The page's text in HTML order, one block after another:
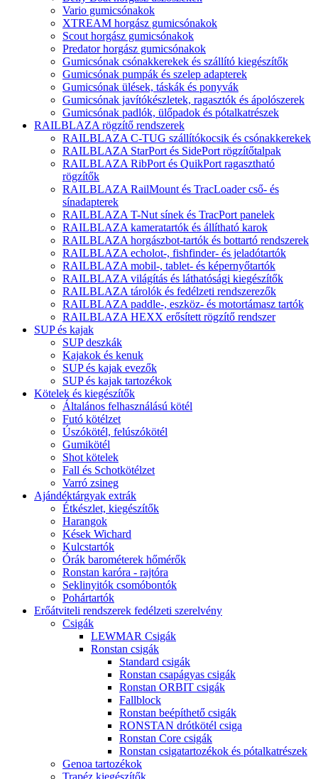
Vario gumicsónakok
XTREAM horgász gumicsónakok
Scout horgász gumicsónakok
Predator horgász gumicsónakok
Gumicsónak csónakkerekek és szállító kiegészítők
Gumicsónak pumpák és szelep adapterek
Gumicsónak ülések, táskák és ponyvák
Gumicsónak javítókészletek, ragasztók és ápolószerek
Gumicsónak padlók, ülőpadok és pótalkatrészek
RAILBLAZA rögzítő rendszerek
RAILBLAZA C-TUG szállítókocsik és csónakkerekek
RAILBLAZA StarPort és SidePort rögzítőtalpak
RAILBLAZA RibPort és QuikPort ragasztható
rögzítők
RAILBLAZA RailMount és TracLoader cső- és
sínadapterek
RAILBLAZA T-Nut sínek és TracPort panelek
RAILBLAZA kameratartók és állítható karok
RAILBLAZA horgászbot-tartók és bottartó rendszerek
RAILBLAZA echolot-, fishfinder- és jeladótartók
RAILBLAZA mobil-, tablet- és képernyőtartók
RAILBLAZA világítás és láthatósági kiegészítők
RAILBLAZA tárolók és fedélzeti rendszerezők
RAILBLAZA paddle-, eszköz- és motortámasz tartók
RAILBLAZA HEXX erősített rögzítő rendszer
SUP és kajak
SUP deszkák
Kajakok és kenuk
SUP és kajak evezők
SUP és kajak tartozékok
Kötelek és kiegészítők
Általános felhasználású kötél
Futó kötélzet
Úszókötél, felúszókötél
Gumikötél
Shot kötelek
Fall és Schotkötélzet
Varró zsineg
Ajándéktárgyak extrák
Étkészlet, kiegészítők
Harangok
Kések Wichard
Kulcstartók
Órák barométerek hőmérők
Ronstan karóra - rajtóra
Seklinyitók csomóbontók
Pohártartók
Erőátviteli rendszerek fedélzeti szerelvény
Csigák
LEWMAR Csigák
Ronstan csigák
Standard csigák
Ronstan csapágyas csigák
Ronstan ORBIT csigák
Fallblock
Ronstan beépíthető csigák
RONSTAN drótkötél csiga
Ronstan Core csigák
Ronstan csigatartozékok és pótalkatrészek
Genoa tartozékok
Trapéz kiegészítők